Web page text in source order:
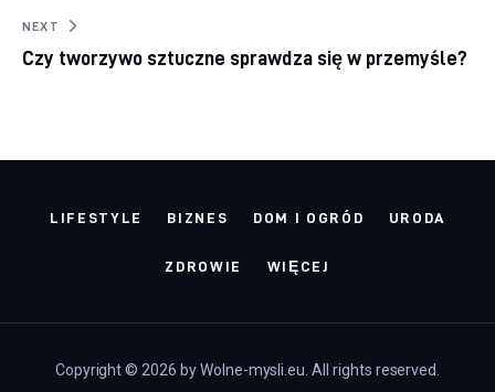
NEXT
Czy tworzywo sztuczne sprawdza się w przemyśle?
LIFESTYLE BIZNES DOM I OGRÓD URODA
ZDROWIE WIĘCEJ
Copyright © 2026 by Wolne-mysli.eu. All rights reserved.